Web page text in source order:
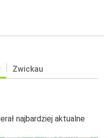
Zwickau
najbardziej aktualne